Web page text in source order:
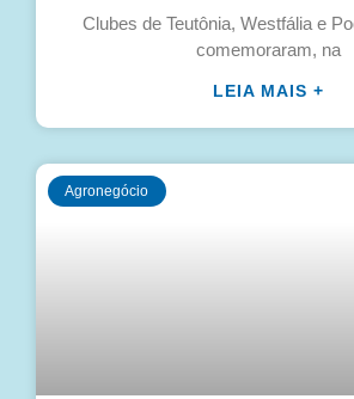
Clubes de Teutônia, Westfália e
comemoraram, na
LEIA MAIS +
Agronegócio